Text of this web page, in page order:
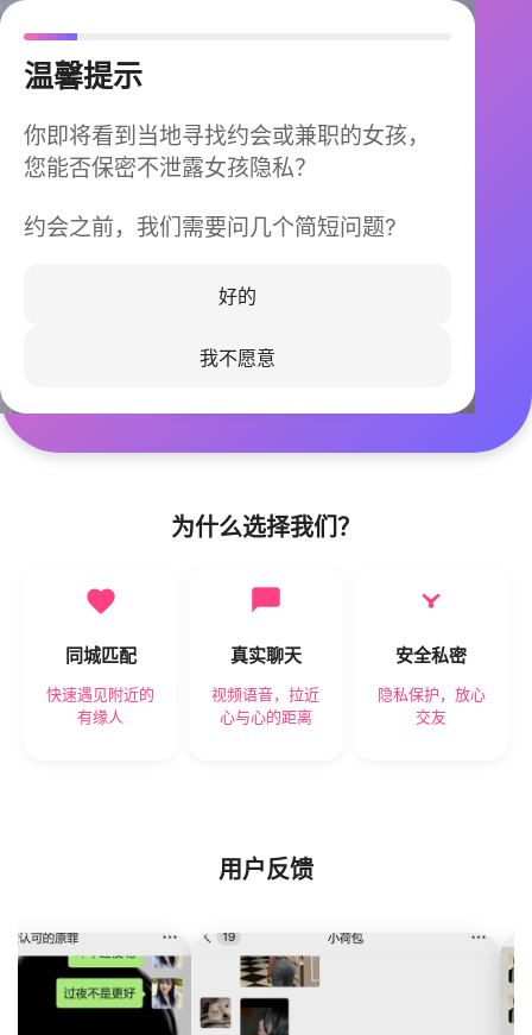
温馨提示
你即将看到当地寻找约会或兼职的女孩，
您能否保密不泄露女孩隐私？
约会之前，我们需要问几个简短问题?
好的
我不愿意
今晚不再孤单
同城快速匹配，马上认识身边的TA
立即下载
为什么选择我们？
同城匹配
快速遇见附近的
有缘人
真实聊天
视频语音，拉近
心与心的距离
安全私密
隐私保护，放心
交友
用户反馈